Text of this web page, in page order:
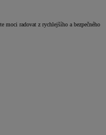
moci radovat z rychlejšího a bezpečného